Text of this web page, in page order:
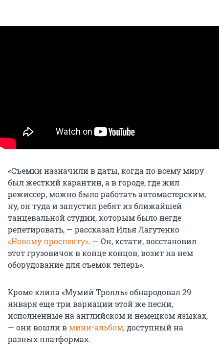
«Съемки назначили в даты, когда по всему миру
был жесткий карантин, а в городе, где жил
режиссер, можно было работать автомастерским,
ну, он туда и запустил ребят из ближайшей
танцевальной студии, которым было негде
репетировать, — рассказал Илья Лагутенко
«Новому проспекту». — Он, кстати, восстановил
этот грузовичок в конце концов, возит на нем
оборудование для съемок теперь».
Кроме клипа «Мумий Тролль» обнародовал 29
января еще три вариации этой же песни,
исполненные на английском и немецком языках,
— они вошли вмини-альбом, доступный на
разных платформах.